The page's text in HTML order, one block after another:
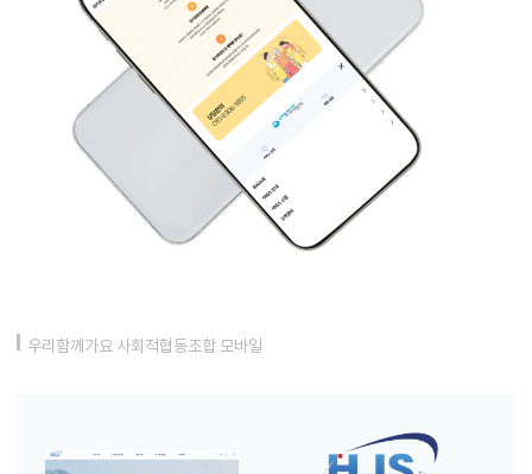
우리함께가요 사회적협동조합 모바일